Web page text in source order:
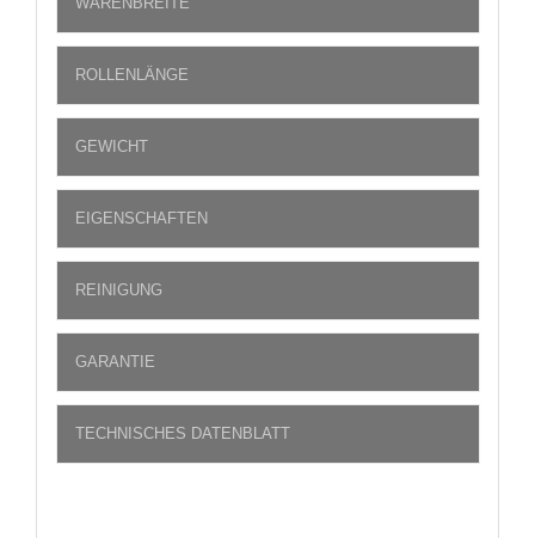
ROLLENLÄNGE
GEWICHT
EIGENSCHAFTEN
REINIGUNG
GARANTIE
TECHNISCHES DATENBLATT